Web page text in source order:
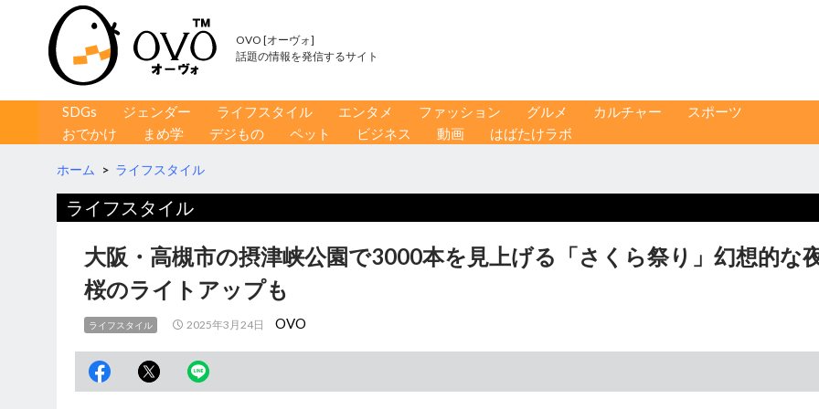
OVO [オーヴォ]
話題の情報を発信するサイト
コンテンツへ移動
SDGs ジェンダー ライフスタイル エンタメ ファッション グルメ カルチャー
スポーツ
おでかけ
まめ学 デジもの ペット ビジネス 動画 はばたけラボ
ホーム > ライフスタイル
ライフスタイル
大阪・高槻市の摂津峡公園で3000本を見上げる「さくら祭り」幻想的な
桜のライトアップも
ライフスタイル 2025年3月24日 OVO